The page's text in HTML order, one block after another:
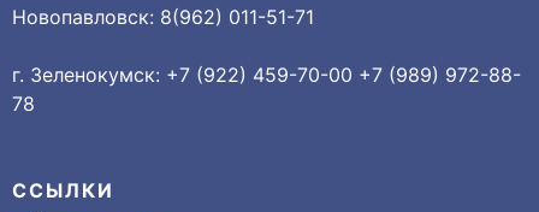
Новопавловск: 8(962) 011-51-71
г. Зеленокумск: +7 (922) 459-70-00 +7 (989) 972-88-
78
ССЫЛКИ